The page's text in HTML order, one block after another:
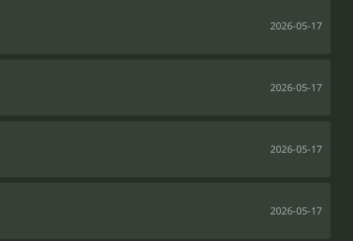
2026-05-17
2026-05-17
2026-05-17
2026-05-17